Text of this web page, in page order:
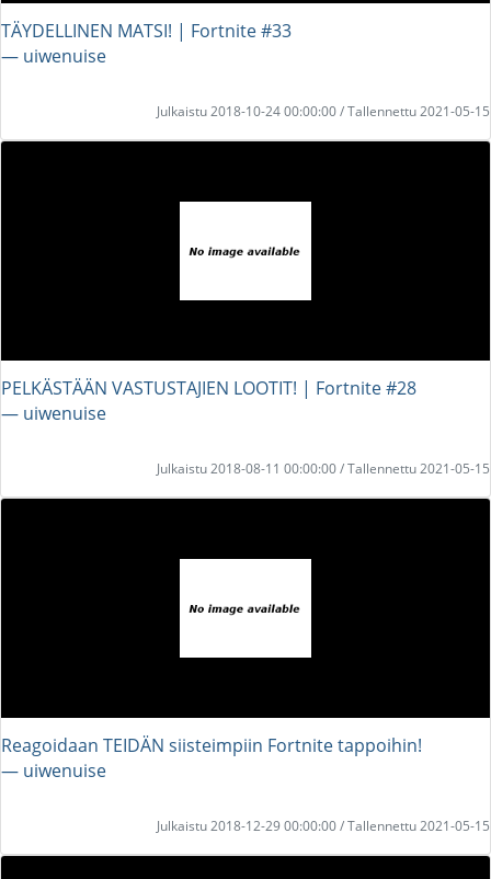
TÄYDELLINEN MATSI! | Fortnite #33
― uiwenuise
Julkaistu 2018-10-24 00:00:00 / Tallennettu 2021-05-15
PELKÄSTÄÄN VASTUSTAJIEN LOOTIT! | Fortnite #28
― uiwenuise
Julkaistu 2018-08-11 00:00:00 / Tallennettu 2021-05-15
Reagoidaan TEIDÄN siisteimpiin Fortnite tappoihin!
― uiwenuise
Julkaistu 2018-12-29 00:00:00 / Tallennettu 2021-05-15